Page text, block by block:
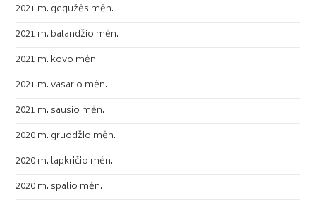
2021 m. gegužės mėn.
2021 m. balandžio mėn.
2021 m. kovo mėn.
2021 m. vasario mėn.
2021 m. sausio mėn.
2020 m. gruodžio mėn.
2020 m. lapkričio mėn.
2020 m. spalio mėn.